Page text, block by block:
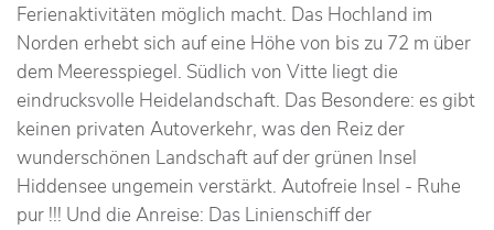
Ferienaktivitäten möglich macht. Das Hochland im
Norden erhebt sich auf eine Höhe von bis zu 72 m über
dem Meeresspiegel. Südlich von Vitte liegt die
eindrucksvolle Heidelandschaft. Das Besondere: es gibt
keinen privaten Autoverkehr, was den Reiz der
wunderschönen Landschaft auf der grünen Insel
Hiddensee ungemein verstärkt. Autofreie Insel - Ruhe
pur !!! Und die Anreise: Das Linienschiff der